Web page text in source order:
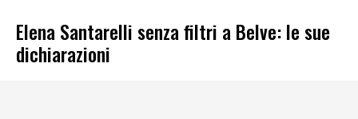
Elena Santarelli senza filtri a Belve: le sue
dichiarazioni